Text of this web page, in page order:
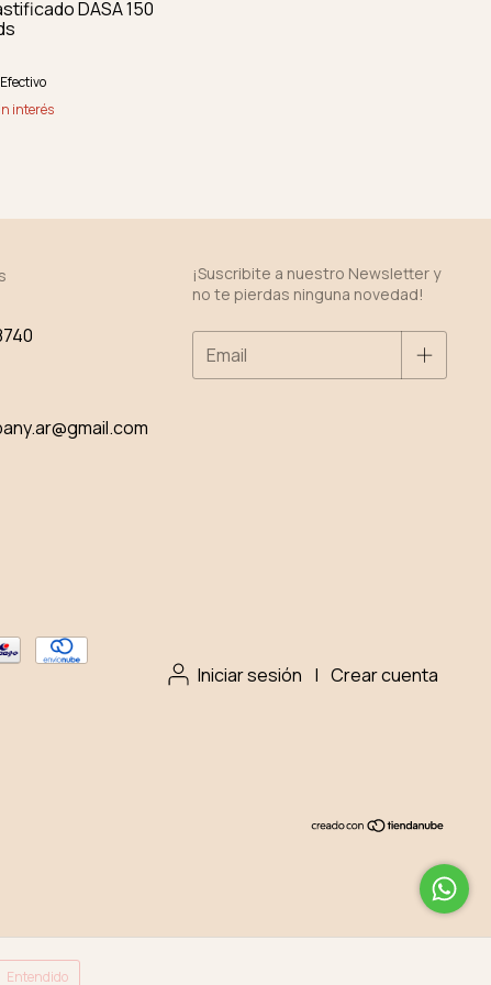
Entendido
DASA 150
Efectivo
interés
¡Suscribite a nuestro Newsletter y
no te pierdas ninguna novedad!
Iniciar sesión | Crear cuenta